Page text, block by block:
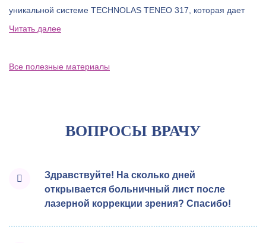
уникальной системе TECHNOLAS TENEO 317, которая дает
еще более точный результат и делает процедуру доступной
Читать далее
Все полезные материалы
ВОПРОСЫ ВРАЧУ
Здравствуйте! На сколько дней
открывается больничный лист после
лазерной коррекции зрения? Спасибо!